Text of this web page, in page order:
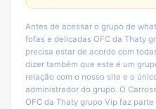
Antes de acessar o grupo de
fofas e delicadas OFC da Thaty
precisa estar de acordo com
dizer também que este é um
relação com o nosso site e o
administrador do grupo. O
OFC da Thaty grupo Vip faz